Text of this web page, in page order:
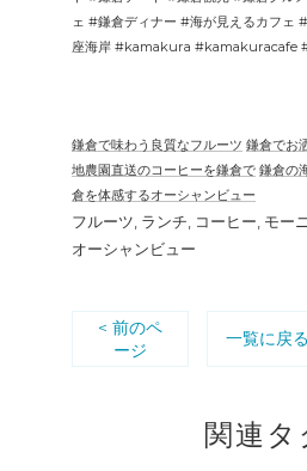
ェ #鎌倉ディナー #海が見えるカフェ
座海岸 #kamakura #kamakuracafe
鎌倉で味わう良質なフルーツ 鎌倉でお
地農園直送のコーヒーを鎌倉で 鎌倉の
倉を体感するオーシャンビュー
フルーツ ランチ コーヒー モー
オーシャンビュー
< 前のペ
ージ
一覧に戻る
関連タ